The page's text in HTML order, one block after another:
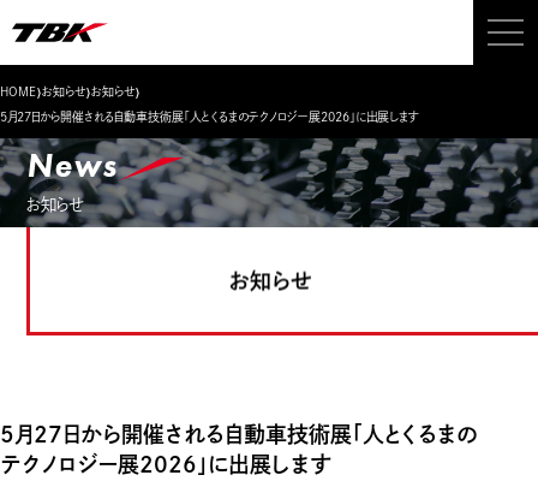
HOME›お知らせ›お知らせ›
5月27日から開催される自動車技術展「人とくるまのテクノロジー展2026」に出展します
News
お知らせ
お知らせ
5月27日から開催される自動車技術展「人とくるまの
テクノロジー展2026」に出展します